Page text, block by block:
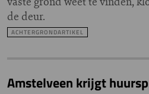
de deur.
ACHTERGRONDARTIKEL
Amstelveen krijgt